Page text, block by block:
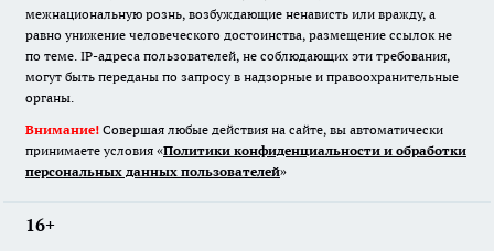
межнациональную рознь, возбуждающие ненависть или вражду, а
равно унижение человеческого достоинства, размещение ссылок не
по теме. IP-адреса пользователей, не соблюдающих эти требования,
могут быть переданы по запросу в надзорные и правоохранительные
органы.
Внимание! Совершая любые действия на сайте, вы автоматически
принимаете условия «Политики конфиденциальности и обработки
персональных данных пользователей»
16+